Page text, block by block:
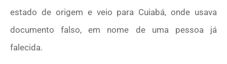
estado de origem e veio para Cuiabá, onde usava
documento falso, em nome de uma pessoa já
falecida.